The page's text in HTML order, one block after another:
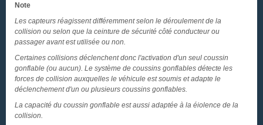
Note
Les capteurs réagissent différemment selon le déroulement de la
collision ou selon que la ceinture de sécurité côté conducteur ou
passager avant est utilisée ou non.
Certaines collisions déclenchent donc l'activation d'un seul coussin
gonflable (ou aucun). Le système de coussins gonflables détecte les
forces de collision auxquelles le véhicule est soumis et adapte le
déclenchement d'un ou plusieurs coussins gonflables.
La capacité du coussin gonflable est aussi adaptée à la éiolence de la
collision.